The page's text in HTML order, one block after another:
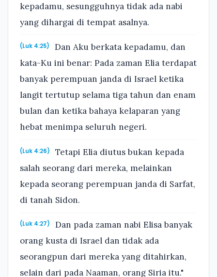
kepadamu, sesungguhnya tidak ada nabi
yang dihargai di tempat asalnya.
(Luk 4:25)
Dan Aku berkata kepadamu, dan
kata-Ku ini benar: Pada zaman Elia terdapat
banyak perempuan janda di Israel ketika
langit tertutup selama tiga tahun dan enam
bulan dan ketika bahaya kelaparan yang
hebat menimpa seluruh negeri.
(Luk 4:26)
Tetapi Elia diutus bukan kepada
salah seorang dari mereka, melainkan
kepada seorang perempuan janda di Sarfat,
di tanah Sidon.
(Luk 4:27)
Dan pada zaman nabi Elisa banyak
orang kusta di Israel dan tidak ada
seorangpun dari mereka yang ditahirkan,
selain dari pada Naaman, orang Siria itu."